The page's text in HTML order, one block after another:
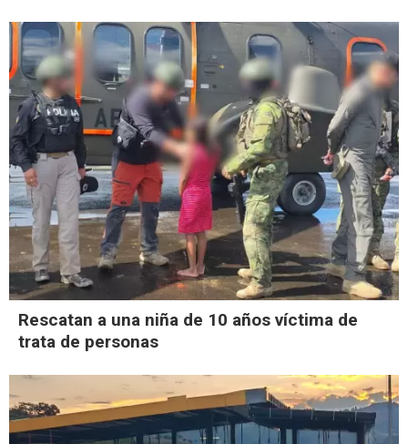
Rescatan a una niña de 10 años víctima de
trata de personas